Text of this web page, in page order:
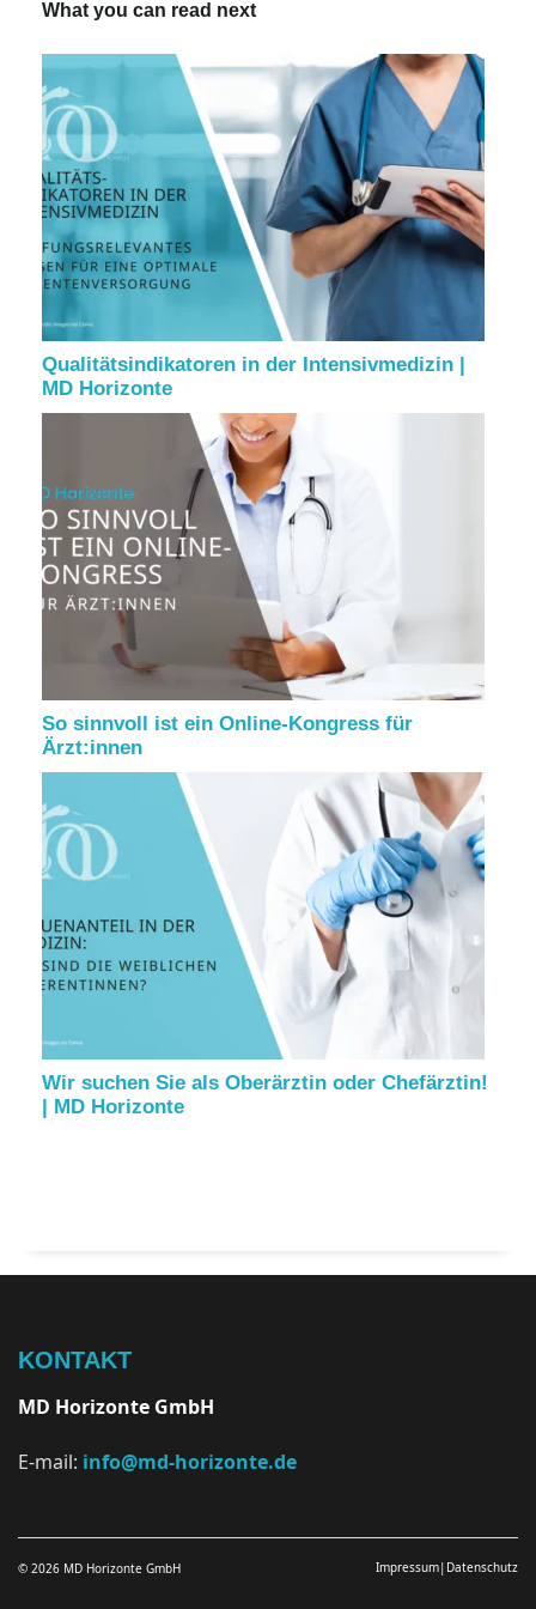
What you can read next
Qualitätsindikatoren in der Intensivmedizin |
MD Horizonte
So sinnvoll ist ein Online-Kongress für
Ärzt:innen
Wir suchen Sie als Oberärztin oder Chefärztin!
| MD Horizonte
KONTAKT
MD Horizonte GmbH
E-mail: info@md-horizonte.de
© 2026 MD Horizonte GmbH Impressum| Datenschutz